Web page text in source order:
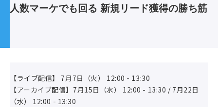
施策別活用シーン
FanGrowth Studio
少人数マーケでも回る 新規リード獲得の勝ち筋
【ライブ配信】 7月7日（火） 12:00 - 13:30
【アーカイブ配信】7月15日（水） 12:00 - 13:30 / 7月22日
（水） 12:00 - 13:30